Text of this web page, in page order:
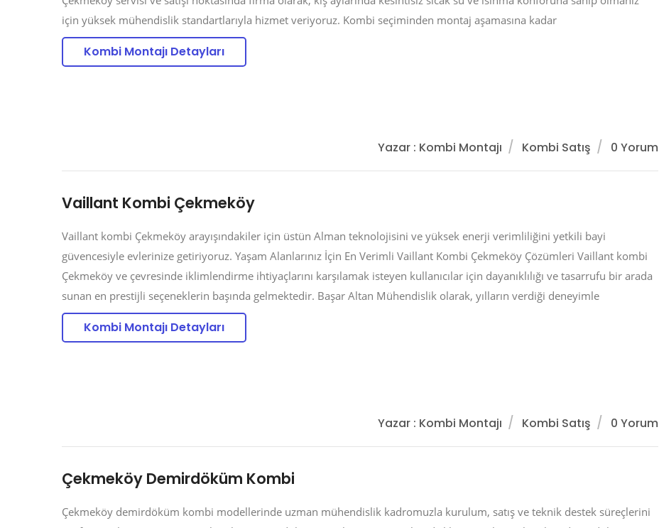
için yüksek mühendislik standartlarıyla hizmet veriyoruz. Kombi seçiminden montaj aşamasına kadar
Kombi Montajı Detayları
Yazar : Kombi Montajı Kombi Satış 0 Yorum
Vaillant Kombi Çekmeköy
Vaillant kombi Çekmeköy arayışındakiler için üstün Alman teknolojisini ve yüksek enerji verimliliğini yetkili bayi
güvencesiyle evlerinize getiriyoruz. Yaşam Alanlarınız İçin En Verimli Vaillant Kombi Çekmeköy Çözümleri Vaillant kombi
Çekmeköy ve çevresinde iklimlendirme ihtiyaçlarını karşılamak isteyen kullanıcılar için dayanıklılığı ve tasarrufu bir arada
sunan en prestijli seçeneklerin başında gelmektedir. Başar Altan Mühendislik olarak, yılların verdiği deneyimle
Kombi Montajı Detayları
Yazar : Kombi Montajı Kombi Satış 0 Yorum
Çekmeköy Demirdöküm Kombi
Çekmeköy demirdöküm kombi modellerinde uzman mühendislik kadromuzla kurulum, satış ve teknik destek süreçlerini